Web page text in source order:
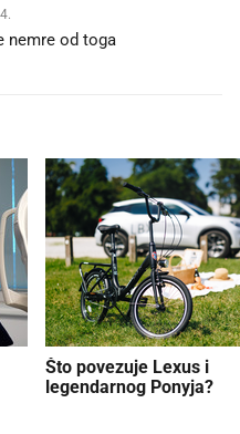
nemre od toga
Što povezuje Lexus i
legendarnog Ponyja?